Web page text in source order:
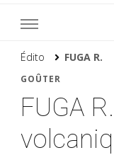
Édito FUGA R.
GOÛTER
FUGA